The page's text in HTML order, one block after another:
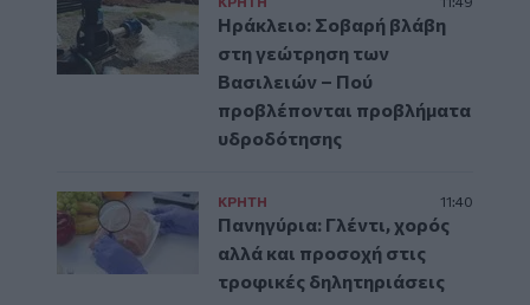
Ηράκλειο: Σοβαρή βλάβη
στη γεώτρηση των
Βασιλειών – Πού
προβλέπονται προβλήματα
υδροδότησης
ΚΡΗΤΗ 11:40
Πανηγύρια: Γλέντι, χορός
αλλά και προσοχή στις
τροφικές δηλητηριάσεις